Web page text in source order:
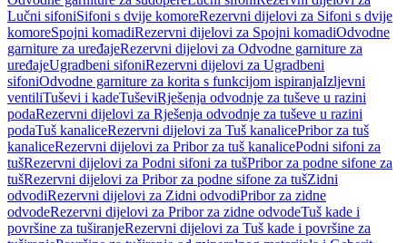
Lučni sifoniSifoni s dvije komoreRezervni dijelovi za Sifoni s dvije
komoreSpojni komadiRezervni dijelovi za Spojni komadiOdvodne
garniture za uređajeRezervni dijelovi za Odvodne garniture za
uređajeUgradbeni sifoniRezervni dijelovi za Ugradbeni
sifoniOdvodne garniture za korita s funkcijom ispiranjaIzljevni
ventiliTuševi i kadeTuševiRješenja odvodnje za tuševe u razini
podaRezervni dijelovi za Rješenja odvodnje za tuševe u razini
podaTuš kanaliceRezervni dijelovi za Tuš kanalicePribor za tuš
kanaliceRezervni dijelovi za Pribor za tuš kanalicePodni sifoni za
tušRezervni dijelovi za Podni sifoni za tušPribor za podne sifone za
tušRezervni dijelovi za Pribor za podne sifone za tušZidni
odvodiRezervni dijelovi za Zidni odvodiPribor za zidne
odvodeRezervni dijelovi za Pribor za zidne odvodeTuš kade i
površine za tuširanjeRezervni dijelovi za Tuš kade i površine za